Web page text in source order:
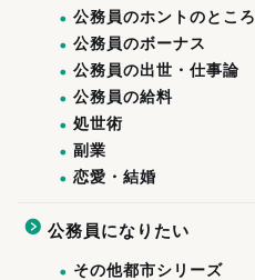
公務員のホントのところ
公務員のボーナス
公務員の出世・仕事論
公務員の給料
処世術
副業
恋愛・結婚
公務員になりたい
その他都市シリーズ